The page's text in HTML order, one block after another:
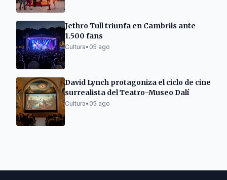
Jethro Tull triunfa en Cambrils ante
1.500 fans
Cultura• 05 ago
David Lynch protagoniza el ciclo de cine
surrealista del Teatro-Museo Dalí
Cultura• 05 ago